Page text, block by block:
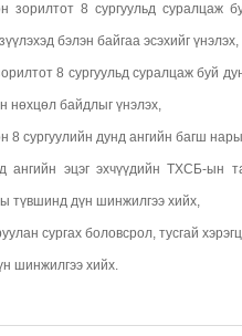
зорилтот 8 сургуульд суралцаж
бэлэн байгаа эсэхийг үнэлэх,
8 сургуульд суралцаж буй
нөхцөл байдлыг үнэлэх,
8 сургуулийн дунд ангийн багш
ангийн эцэг эхчүүдийн ТХСБ-ын
түвшинд дүн шинжилгээ хийх,
сургах боловсрол, тусгай
шинжилгээ хийх.